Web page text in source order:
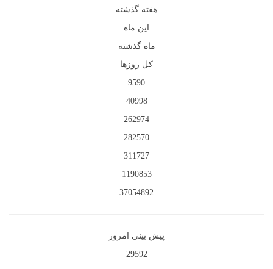
هفته گذشته
این ماه
ماه گذشته
کل روزها
9590
40998
262974
282570
311727
1190853
37054892
پیش بینی امروز
29592